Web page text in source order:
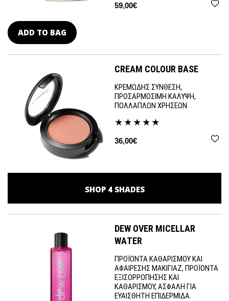
59,00€
ADD TO BAG
CREAM COLOUR BASE
ΚΡΕΜΩΔΗΣ ΣΥΝΘΕΣΗ,
ΠΡΟΣΑΡΜΟΣΙΜΗ ΚΑΛΥΨΗ,
ΠΟΛΛΑΠΛΩΝ ΧΡΗΣΕΩΝ
36,00€
SHOP 4SHADES
DEW OVER MICELLAR
WATER
ΠΡΟΪΟΝΤΑ ΚΑΘΑΡΙΣΜΟΥ ΚΑΙ
ΑΦΑΙΡΕΣΗΣ ΜΑΚΙΓΙΑΖ, ΠΡΟΪΟΝΤΑ
ΕΞΙΣΟΡΡΟΠΗΣΗΣ ΚΑΙ
ΚΑΘΑΡΙΣΜΟΥ, ΑΣΦΑΛΗ ΓΙΑ
ΕΥΑΙΣΘΗΤΗ ΕΠΙΔΕΡΜΙΔΑ.